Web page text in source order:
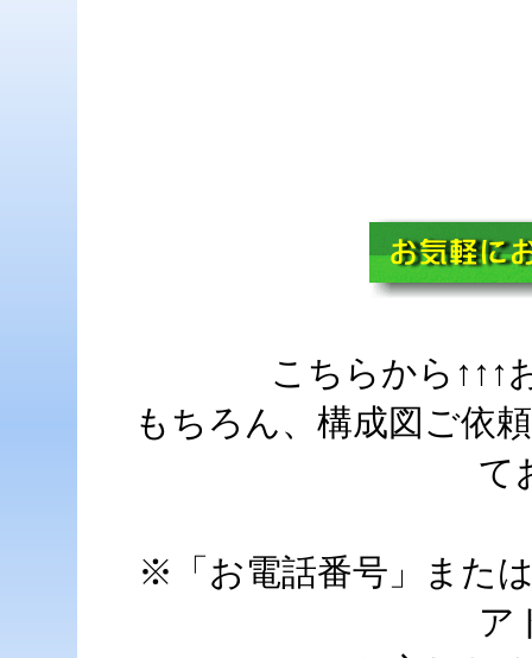
こちらから↑↑↑
もちろん、構成図ご依
て
※「お電話番号」また
ア